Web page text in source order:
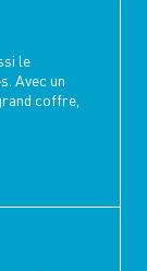
le
Avec un
coffre,